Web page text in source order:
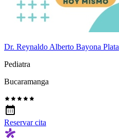
Dr. Reynaldo Alberto Bayona Plata
Pediatra
Bucaramanga
Reservar cita